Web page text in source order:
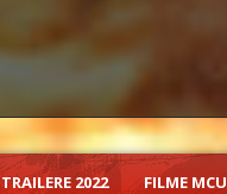
TRAILERE 2022 FILME MCU